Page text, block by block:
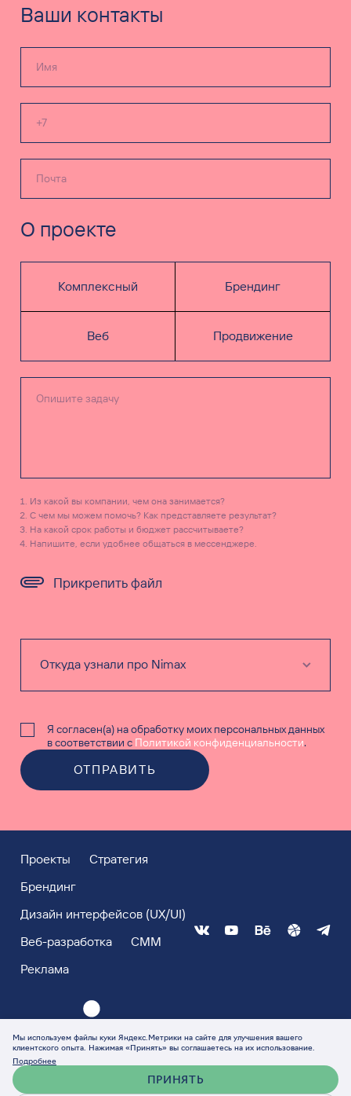
Ваши контакты
О проекте
Комплексный Брендинг
Веб Продвижение
Прикрепить файл
Из какой вы компании, чем она занимается?
С чем мы можем помочь? Как представляете результат?
На какой срок работы и бюджет рассчитываете?
Напишите, если удобнее общаться в мессенджере.
Я согласен(а) на обработку моих персональных данных
в соответствии с Политикой конфиденциальности.
ОТПРАВИТЬ
Проекты
Стратегия
Брендинг
Дизайн интерфейсов (UX/UI)
Веб-разработка
СММ
Реклама
Мы используем файлы куки Яндекс.Метрики на сайте для улучшения вашего
клиентского опыта. Нажимая «Принять» вы соглашаетесь на их использование.
Подробнее
ПРИНЯТЬ